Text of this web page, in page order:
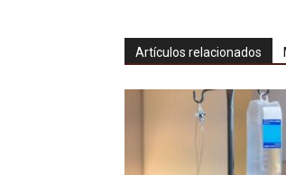
Artículos relacionados